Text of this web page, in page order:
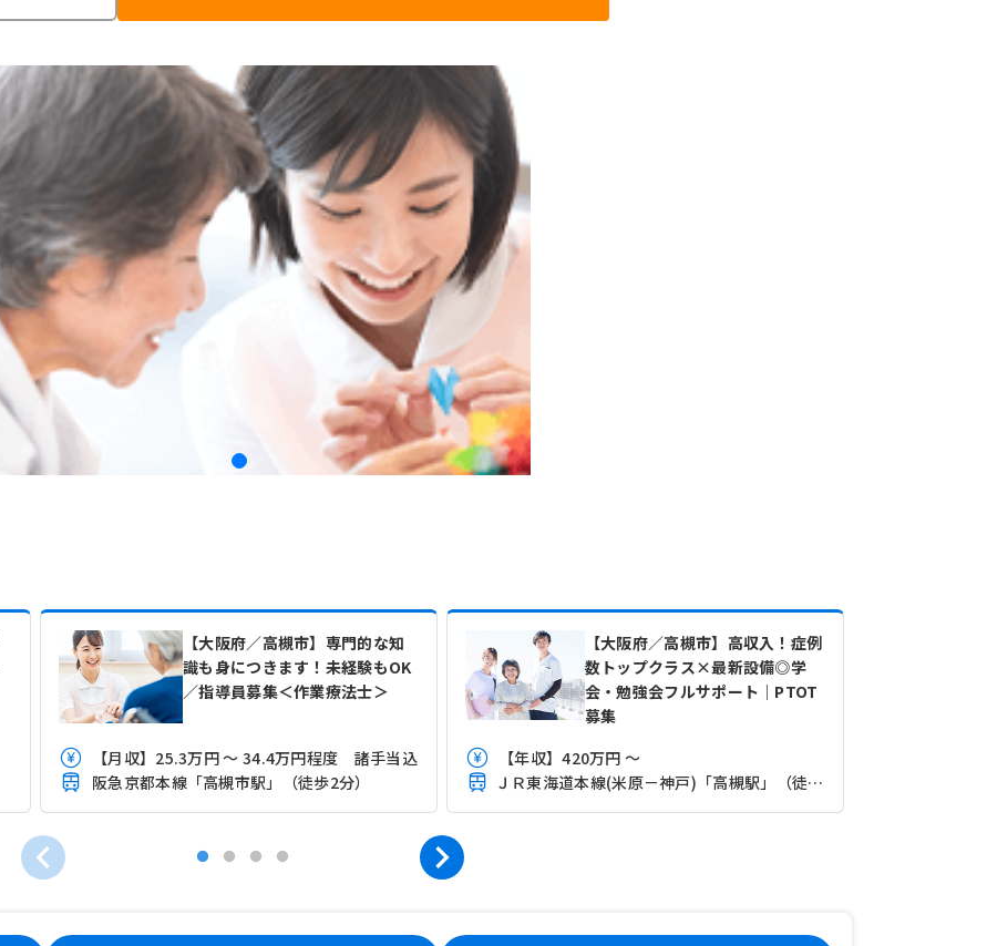
【大阪府／高槻市】専門的な知
識も身につきます！未経験もOK
／指導員募集＜作業療法士＞
【月収】25.3万円 ～ 34.4万円程度 諸手当込
阪急京都本線「高槻市駅」（徒歩2分）
【大阪府／高槻市】高収入！症例
数トップクラス×最新設備◎学
会・勉強会フルサポート｜PTOT
募集
【年収】420万円 ～
ＪＲ東海道本線(米原－神戸)「高槻駅」（徒歩4分）